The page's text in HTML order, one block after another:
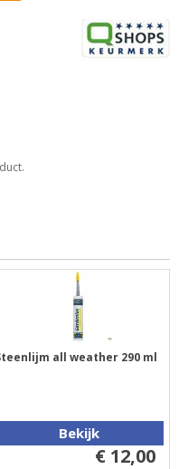
all weather 290 ml
Bekijk
€ 12,00